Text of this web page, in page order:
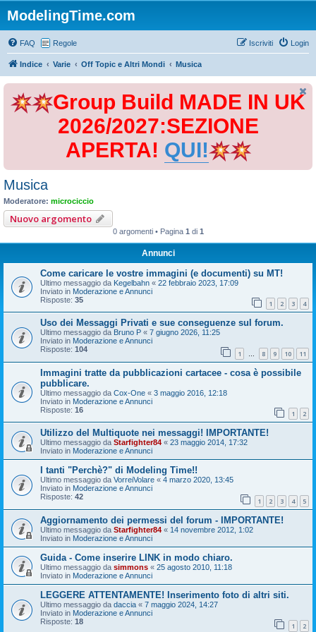
ModelingTime.com
FAQ Regole Login
Iscriviti
Indice Varie Off Topic e Altri Mondi Musica
Group Build MADE IN UK
2026/2027:SEZIONE
APERTA! QUI!
Musica
Moderatore: microciccio
Nuovo argomento
0 argomenti • Pagina 1 di 1
Annunci
Come caricare le vostre immagini (e documenti) su MT!
Ultimo messaggio da Kegelbahn « 22 febbraio 2023, 17:09
Inviato in Moderazione e Annunci
Risposte: 35 1 2 3 4
Uso dei Messaggi Privati e sue conseguenze sul forum.
Ultimo messaggio da Bruno P « 7 giugno 2026, 11:25
Inviato in Moderazione e Annunci
Risposte: 104 1 … 8 9 10 11
Immagini tratte da pubblicazioni cartacee - cosa è possibile
pubblicare.
Ultimo messaggio da Cox-One « 3 maggio 2016, 12:18
Inviato in Moderazione e Annunci
Risposte: 16 1 2
Utilizzo del Multiquote nei messaggi! IMPORTANTE!
Ultimo messaggio da Starfighter84 « 23 maggio 2014, 17:32
Inviato in Moderazione e Annunci
I tanti "Perchè?" di Modeling Time!!
Ultimo messaggio da VorreiVolare « 4 marzo 2020, 13:45
Inviato in Moderazione e Annunci
Risposte: 42 1 2 3 4 5
Aggiornamento dei permessi del forum - IMPORTANTE!
Ultimo messaggio da Starfighter84 « 14 novembre 2012, 1:02
Inviato in Moderazione e Annunci
Guida - Come inserire LINK in modo chiaro.
Ultimo messaggio da simmons « 25 agosto 2010, 11:18
Inviato in Moderazione e Annunci
LEGGERE ATTENTAMENTE! Inserimento foto di altri siti.
Ultimo messaggio da daccia « 7 maggio 2024, 14:27
Inviato in Moderazione e Annunci
Risposte: 18 1 2